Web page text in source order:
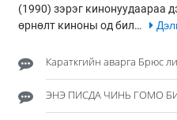
(1990) зэрэг кинонуудаараа
өрнөлт киноны од бил…
Караткгийн аварга Брюс
ЭНЭ ПИСДА ЧИНЬ ГОМО